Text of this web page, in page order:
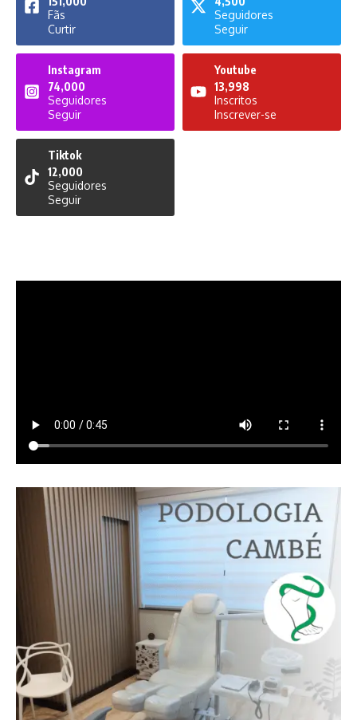
Fãs
Curtir
Seguidores
Seguir
Instagram
74,000
Seguidores
Seguir
Youtube
13,998
Inscritos
Inscrever-se
Tiktok
12,000
Seguidores
Seguir